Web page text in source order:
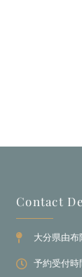
Contact
大分県由
予約受付時